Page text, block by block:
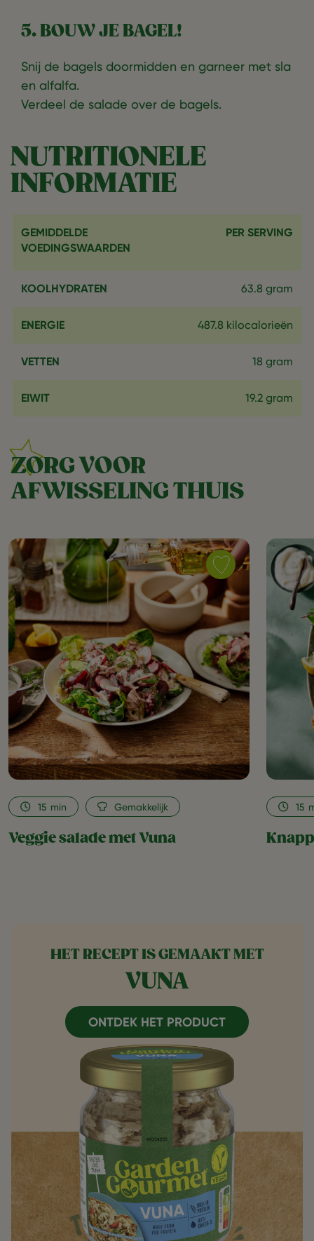
5. BOUW JE BAGEL!
Snij de bagels doormidden en garneer met sla
en alfalfa.
Verdeel de salade over de bagels.
NUTRITIONELE
INFORMATIE
GEMIDDELDE
VOEDINGSWAARDEN
PER SERVING
KOOLHYDRATEN 63.8 gram
ENERGIE 487.8 kilocalorieën
VETTEN 18 gram
EIWIT 19.2 gram
ZORG VOOR
AFWISSELING THUIS
Save
recipe
Veggie
salade
met
Vuna
as
favorite
Veggie salade met Vuna
15 min Gemakkelijk 15
HET RECEPT IS GEMAAKT MET
VUNA
ONTDEK HET PRODUCT